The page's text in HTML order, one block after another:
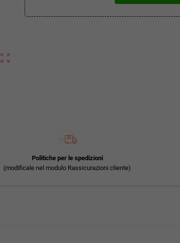
zoom_out_map
Politiche per le spedizioni
(modificale nel modulo Rassicurazioni cliente)